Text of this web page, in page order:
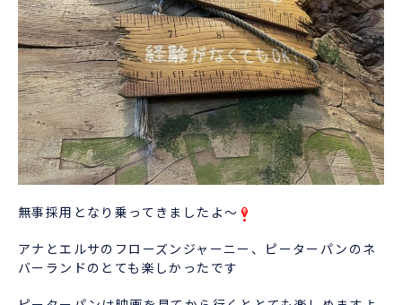
無事採用となり乗ってきましたよ～
アナとエルサのフローズンジャーニー、ピーターパンのネ
バーランドのとても楽しかったです